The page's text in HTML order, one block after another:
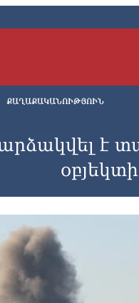
ՔԱՂԱՔԱԿԱՆՈՒԹՅՈՒՆ
է